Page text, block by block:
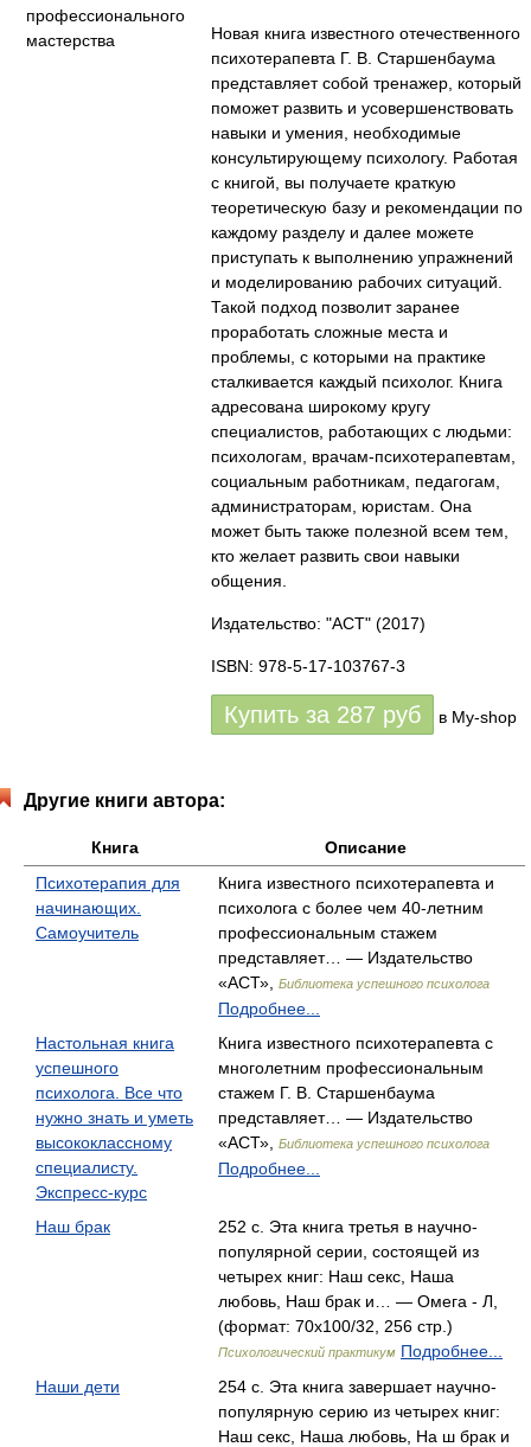
Новая книга известного отечественного
психотерапевта Г. В. Старшенбаума
представляет собой тренажер, который
поможет развить и усовершенствовать
навыки и умения, необходимые
консультирующему психологу. Работая
с книгой, вы получаете краткую
теоретическую базу и рекомендации по
каждому разделу и далее можете
приступать к выполнению упражнений
и моделированию рабочих ситуаций.
Такой подход позволит заранее
проработать сложные места и
проблемы, с которыми на практике
сталкивается каждый психолог. Книга
адресована широкому кругу
специалистов, работающих с людьми:
психологам, врачам-психотерапевтам,
социальным работникам, педагогам,
администраторам, юристам. Она
может быть также полезной всем тем,
кто желает развить свои навыки
общения.
Издательство: "АСТ" (2017)
ISBN: 978-5-17-103767-3
Купить за 287 руб в My-shop
Другие книги автора:
Книга
Описание
Психотерапия для
начинающих.
Самоучитель
Книга известного психотерапевта и
психолога с более чем 40-летним
профессиональным стажем
представляет… — Издательство
«АСТ»,
Библиотека успешного психолога
Подробнее...
Настольная книга
успешного
психолога. Все что
нужно знать и уметь
высококлассному
специалисту.
Экспресс-курс
Книга известного психотерапевта с
многолетним профессиональным
стажем Г. В. Старшенбаума
представляет… — Издательство
«АСТ»,
Библиотека успешного психолога
Подробнее...
Наш брак
252 с. Эта книга третья в научно-
популярной серии, состоящей из
четырех книг: Наш секс, Наша
любовь, Наш брак и… — Омега - Л,
(формат: 70x100/32, 256 стр.)
Психологический практикум Подробнее...
Наши дети
254 с. Эта книга завершает научно-
популярную серию из четырех книг:
Наш секс, Наша любовь, Ha ш брак и